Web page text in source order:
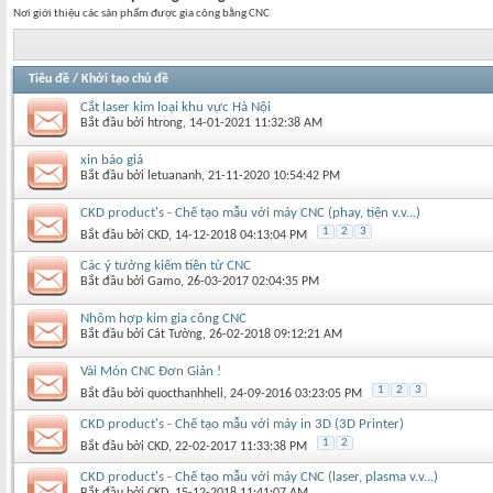
Nơi giới thiệu các sản phẩm được gia công bằng CNC
Tiêu đề / Khởi tạo chủ đề
Cắt laser kim loại khu vực Hà Nội
Bắt đầu bởi htrong‎, 14-01-2021 11:32:38 AM
xin báo giá
Bắt đầu bởi letuananh‎, 21-11-2020 10:54:42 PM
CKD product's - Chế tạo mẫu với máy CNC (phay, tiện v.v...)
Bắt đầu bởi CKD‎, 14-12-2018 04:13:04 PM 1 2 3
Các ý tưởng kiếm tiền từ CNC
Bắt đầu bởi Gamo‎, 26-03-2017 02:04:35 PM
Nhôm hợp kim gia công CNC
Bắt đầu bởi Cát Tường‎, 26-02-2018 09:12:21 AM
Vài Món CNC Đơn Giản !
Bắt đầu bởi quocthanhheli‎, 24-09-2016 03:23:05 PM 1 2 3
CKD product's - Chế tạo mẫu với máy in 3D (3D Printer)
Bắt đầu bởi CKD‎, 22-02-2017 11:33:38 PM 1 2
CKD product's - Chế tạo mẫu với máy CNC (laser, plasma v.v...)